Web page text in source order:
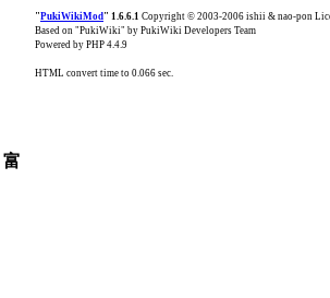
富
"PukiWikiMod" 1.6.6.1 Copyright © 2003-2006 ishii & nao-pon
Based on "PukiWiki" by PukiWiki Developers Team
Powered by PHP 4.4.9
HTML convert time to 0.066 sec.